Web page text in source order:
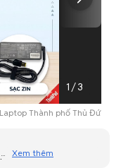
1 /3
Laptop Thành phố Thủ Đức
không thể liên hệ
Xem thêm